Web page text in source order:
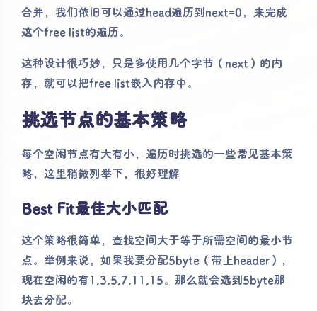
合并，我们依旧可以通过head遍历到next=0，来完成
这个free list的遍历。
这种设计很巧妙，只是多使用几个字节（next）的内
存，就可以把free list嵌入内存中。
挑选节点的基本策略
每个空闲节点有大有小，遍历时挑选的一些常见基本策
略，这里稍微列举下，很好理解
Best Fit最佳大小匹配
这个策略很简单，查找空间大于等于所需空间的最小节
点。举例来说，如果我要分配5byte（带上header），
现在空闲的有1,3,5,7,11,15。那么就会选到5byte那
块去分配。